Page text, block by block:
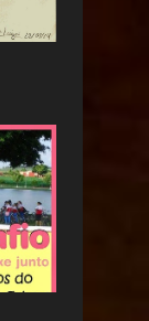
1
43
2
2
5